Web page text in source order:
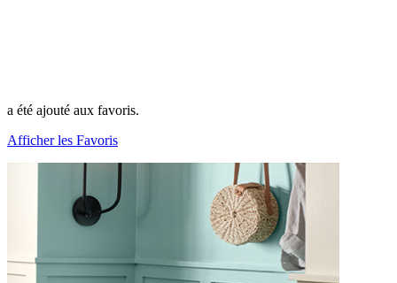
a été ajouté aux favoris.
Afficher les Favoris